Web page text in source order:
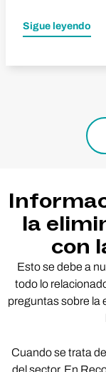
Sigue leyendo
la
con
Esto se debe a
todo lo
preguntas sobre la
Cuando se trata
del sector. En